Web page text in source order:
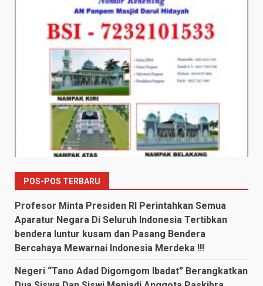
POS-POS TERBARU
Profesor Minta Presiden RI Perintahkan Semua
Aparatur Negara Di Seluruh Indonesia Tertibkan
bendera luntur kusam dan Pasang Bendera
Bercahaya Mewarnai Indonesia Merdeka !!!
Negeri “Tano Adad Digomgom Ibadat” Berangkatkan